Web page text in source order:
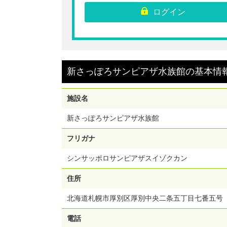
☆新さっぽろサンピアザ水族館の前売入場券です。
チケット売り場へお越しください。
ログイン
新さっぽろサンピアザ水族館の基本情
施設名
新さっぽろサンピアザ水族館
フリガナ
シンサッポロサンピアザスイゾクカン
住所
北海道札幌市厚別区厚別中央二条五丁目七番五号
電話